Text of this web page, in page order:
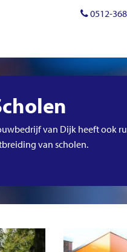
0512-
van Dijk heeft ook
van scholen.